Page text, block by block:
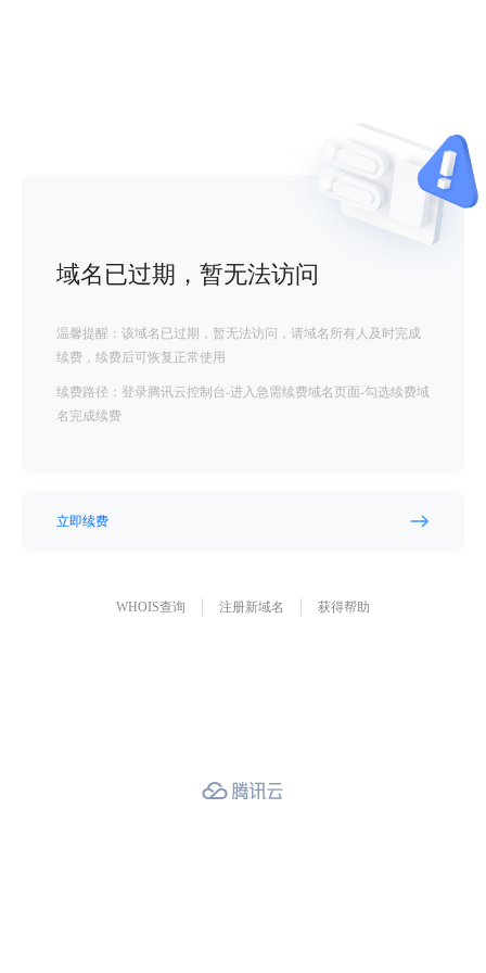
域名已过期，暂无法访问
温馨提醒：该域名已过期，暂无法访问，请域名所有人及时完成
续费，续费后可恢复正常使用
续费路径：登录腾讯云控制台-进入急需续费域名页面-勾选续费域
名完成续费
立即续费
WHOIS查询 注册新域名 获得帮助